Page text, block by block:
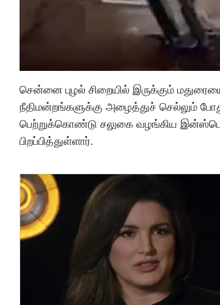
சென்னை புழல் சிறையில் இருக்கும்
நீதிமன்றங்களுக்கு அழைத்துச் செல்லும்
பெற்றுக்கொண்டு சலுகை வழங்கிய
பிறப்பித்துள்ளார்.